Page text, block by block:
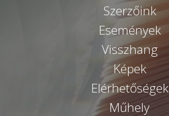
Szerzőink
Események
Visszhang
Képek
Elérhetőségek
Műhely